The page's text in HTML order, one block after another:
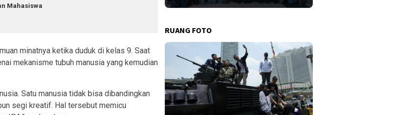
Mahasiswa
minatnya ketika duduk di kelas 9. Saat
mekanisme tubuh manusia yang kemudian
Satu manusia tidak bisa dibandingkan
segi kreatif. Hal tersebut memicu
RUANG FOTO